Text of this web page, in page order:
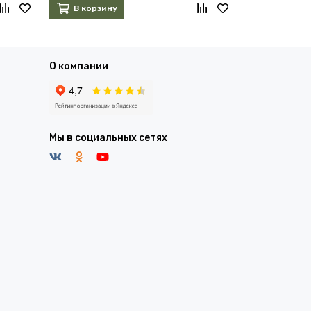
В корзину
О компании
Мы в социальных сетях